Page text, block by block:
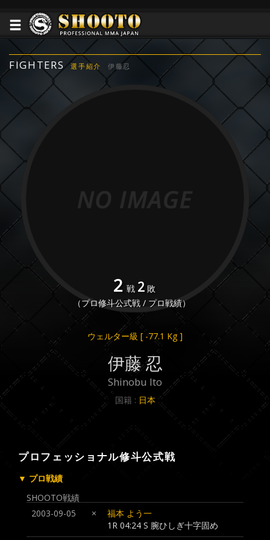
FIGHTERS 選手紹介 伊藤忍
2 戦 2 敗
（プロ修斗公式戦 / プロ戦績）
ウェルター級 [ -77.1 Kg ]
伊藤 忍
Shinobu Ito
国籍 : 日本
プロフェッショナル修斗公式戦
▼ プロ戦績
SHOOTO戦績
2003-09-05
×
福本 よう一
1R 04:24 S 腕ひしぎ十字固め